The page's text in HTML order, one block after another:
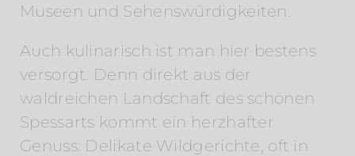
Museen und Sehenswürdigkeiten.
Auch kulinarisch ist man hier bestens
versorgt. Denn direkt aus der
waldreichen Landschaft des schönen
Spessarts kommt ein herzhafter
Genuss: Delikate Wildgerichte, oft in